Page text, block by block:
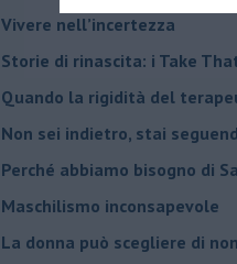
​Vivere nell’incertezza
​Storie di rinascita: i Take
​Quando la rigidità del
​Non sei indietro, stai
​Perché abbiamo bisogno di
​Maschilismo inconsapevole
​La donna può scegliere di